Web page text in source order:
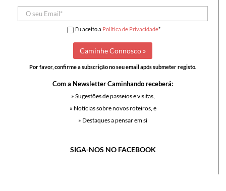
Eu aceito a Política de Privacidade*
Por favor, confirme a subscrição no seu email após submeter registo.
Com a Newsletter Caminhando receberá:
» Sugestões de passeios e visitas,
» Notícias sobre novos roteiros, e
» Destaques a pensar em si
SIGA-NOS NO FACEBOOK